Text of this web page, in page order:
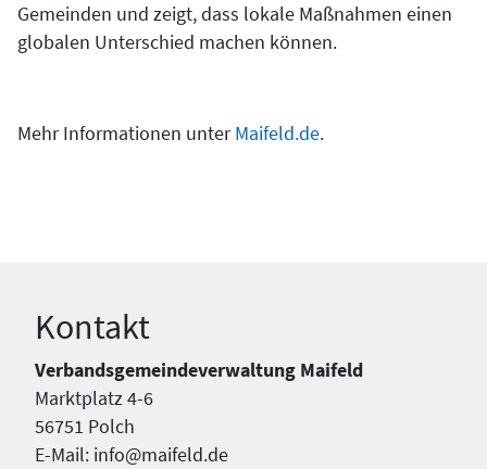
Gemeinden und zeigt, dass lokale Maßnahmen einen
globalen Unterschied machen können.
Mehr Informationen unterMaifeld.de.
Kontakt
Verbandsgemeindeverwaltung Maifeld
Marktplatz 4-6
56751 Polch
E-Mail: info@maifeld.de